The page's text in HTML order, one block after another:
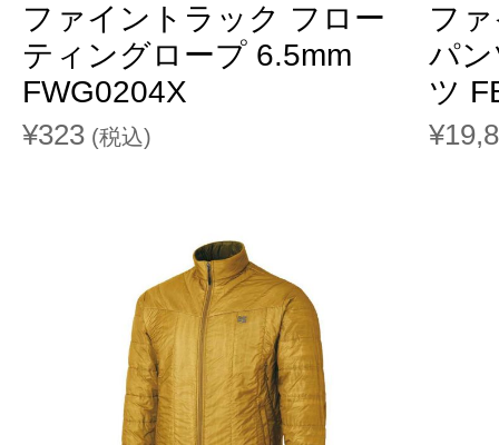
ファイントラック フロー
ティングロープ 6.5mm
FWG0204X
¥323 (税込)
フ
パ
ツ